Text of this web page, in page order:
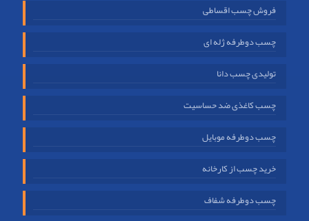
فروش چسب اقساطی
چسب دوطرفه ژله ای
تولیدی چسب دانا
چسب کاغذی ضد حساسیت
چسب دوطرفه موبایل
خرید چسب از کارخانه
چسب دوطرفه شفاف